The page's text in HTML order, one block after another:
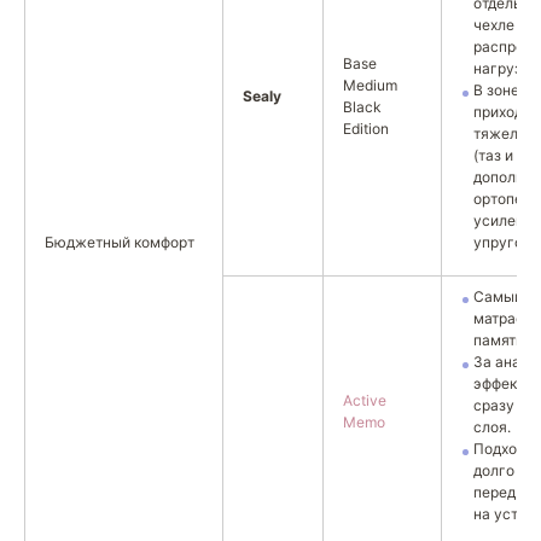
Бюджетный комфорт
Sealy
Base
Medium
Black
Edition
чехле
нагрузки.
В зоне,
тяжелые
(таз и
Active
Memo
Самый
матрас
памяти
За
эффект
сразу 4
слоя.
долго
перед
на